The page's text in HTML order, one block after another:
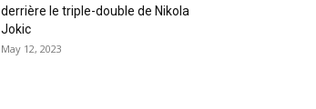
derrière le triple-double de Nikola
Jokic
May 12, 2023